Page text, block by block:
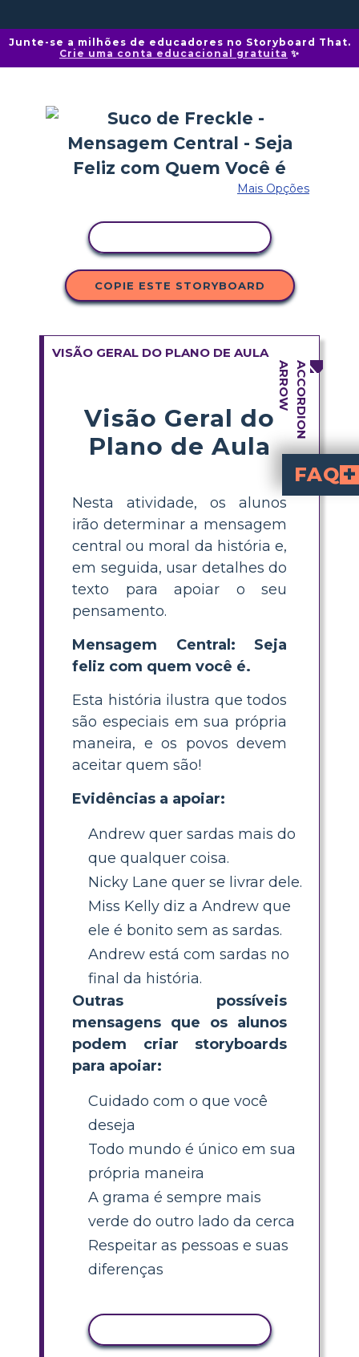
Junte-se a milhões de educadores no Storyboard That.
Crie uma conta educacional gratuita ✨
Mais Opções
COPIE ESTE STORYBOARD
VISÃO GERAL DO PLANO DE AULA
Visão Geral do
Plano de Aula
Nesta atividade, os alunos
irão determinar a mensagem
central ou moral da história e,
em seguida, usar detalhes do
texto para apoiar o seu
pensamento.
Mensagem Central: Seja
feliz com quem você é.
Esta história ilustra que todos
são especiais em sua própria
maneira, e os povos devem
aceitar quem são!
Evidências a apoiar:
Andrew quer sardas mais do
que qualquer coisa.
Nicky Lane quer se livrar dele.
Miss Kelly diz a Andrew que
ele é bonito sem as sardas.
Andrew está com sardas no
final da história.
Outras possíveis
mensagens que os alunos
podem criar storyboards
para apoiar:
Cuidado com o que você
deseja
Todo mundo é único em sua
própria maneira
A grama é sempre mais
verde do outro lado da cerca
Respeitar as pessoas e suas
diferenças
FAQ